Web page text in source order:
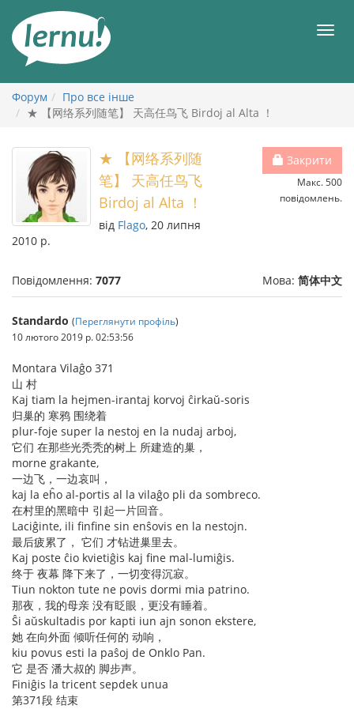
змісту
Форум
Про все інше
★ 【网络系列随笔】 天高任鸟飞 Birdoj al Alta ！
Закрити
Макс. 500
повідомлень.
★ 【网络系列随
笔】 天高任鸟飞
Birdoj al Alta ！
від Flago, 20 липня
2010 р.
Повідомлення: 7077 Мова: 简体中文
Standardo (Переглянути профіль)
10 лютого 2019 р. 02:53:56
Montara Vilaĝo 371
山 村
Kaj tiam la hejmen-irantaj korvoj ĉirkaŭ-soris
归巢的 寒鸦 围绕着
plur-foje super la nestoj en la nudaj arboj,
它们 在那些光秃秃的树上 所建造的巢，
morne grakante,
一边飞，一边哀叫，
kaj la eĥo al-portis al la vilaĝo pli da sombreco.
在村里的黑暗中 引起一片回音。
Laciĝinte, ili finfine sin enŝovis en la nestojn.
最后疲累了， 它们 才钻进巢里去。
Kaj poste ĉio kvietiĝis kaj fine mal-lumiĝis.
终于 夜幕 降下来了，一切变得沉寂。
Tiun nokton tute ne povis dormi mia patrino.
那夜，我的母亲 没有眨眼，更没有睡着。
Ŝi aŭskultadis por kapti iun ajn sonon ekstere,
她 在向外面 倾听任何的 动响，
kiu povus esti la paŝoj de Onklo Pan.
它 是否 潘大叔的 脚步声。
Finiĝis la tricent sepdek unua
第371段 结束